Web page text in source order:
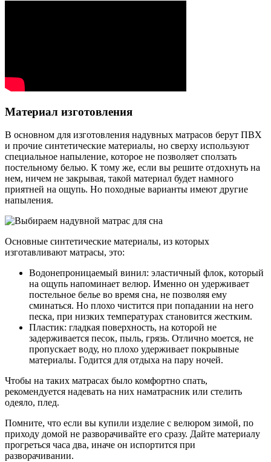
Материал изготовления
В основном для изготовления надувных матрасов берут ПВХ
и прочие синтетические материалы, но сверху используют
специальное напыление, которое не позволяет сползать
постельному белью. К тому же, если вы решите отдохнуть на
нем, ничем не закрывая, такой материал будет намного
приятней на ощупь. Но походные варианты имеют другие
напыления.
Основные синтетические материалы, из которых
изготавливают матрасы, это:
Водонепроницаемый винил: эластичный флок, который
на ощупь напоминает велюр. Именно он удерживает
постельное белье во время сна, не позволяя ему
сминаться. Но плохо чистится при попадании на него
песка, при низких температурах становится жестким.
Пластик: гладкая поверхность, на которой не
задерживается песок, пыль, грязь. Отлично моется, не
пропускает воду, но плохо удерживает покрывные
материалы. Годится для отдыха на пару ночей.
Чтобы на таких матрасах было комфортно спать,
рекомендуется надевать на них наматрасник или стелить
одеяло, плед.
Помните, что если вы купили изделие с велюром зимой, по
приходу домой не разворачивайте его сразу. Дайте материалу
прогреться часа два, иначе он испортится при
разворачивании.